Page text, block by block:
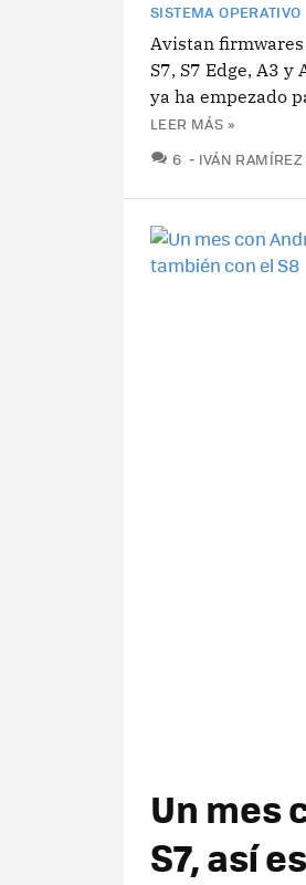
SISTEMA OPERATIVO
Avistan
S7, S7 Edge, A3
ya ha empezado
LEER MÁS »
6 COMENTARIOS
IVÁN RAMÍREZ
Un mes
S7, así